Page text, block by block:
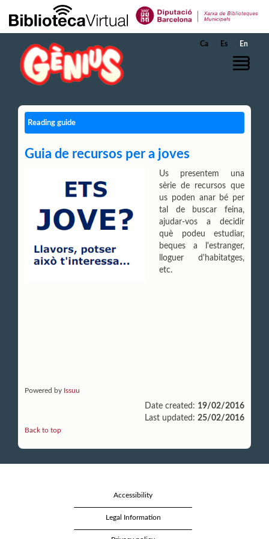
Skip to Main Content
Ca Es En
Reading guide
Guia de recursos per a joves
Us presentem una
sèrie de recursos que
us poden anar bé per
tal de buscar feina,
ajudar-vos a decidir
què podeu estudiar,
beques a l'estranger,
lloguer d'habitatges,
etc.
Powered by Issuu
Date created: 19/02/2016
Last updated: 25/02/2016
Back to top
Accessibility
Legal Information